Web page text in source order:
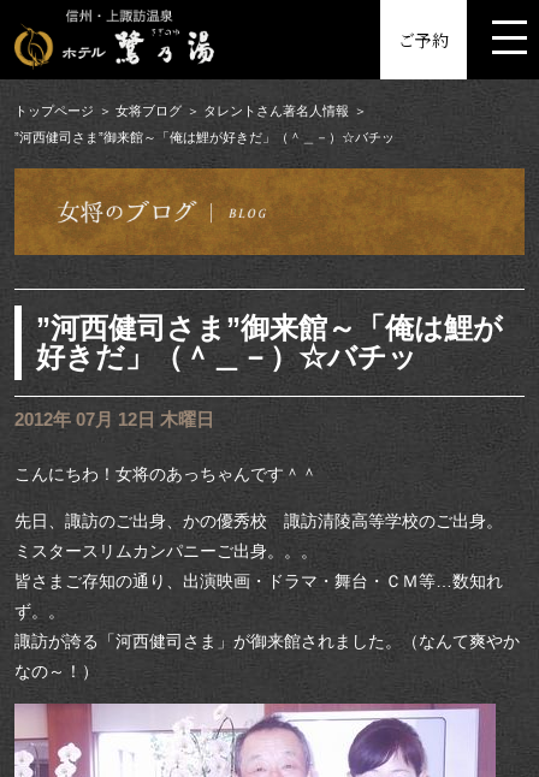
ご予約
トップページ 女将ブログ
タレントさん著名人情報
”河西健司さま”御来館～「俺は鯉が好きだ」（＾＿－）☆バチッ
”河西健司さま”御来館～「俺は鯉が
好きだ」（＾＿－）☆バチッ
2012年 07月 12日 木曜日
こんにちわ！女将のあっちゃんです＾＾
先日、諏訪のご出身、かの優秀校 諏訪清陵高等学校のご出身。
ミスタースリムカンパニーご出身。。。
皆さまご存知の通り、出演映画・ドラマ・舞台・ＣＭ等…数知れ
ず。。
諏訪が誇る「河西健司さま」が御来館されました。（なんて爽やか
なの～！）